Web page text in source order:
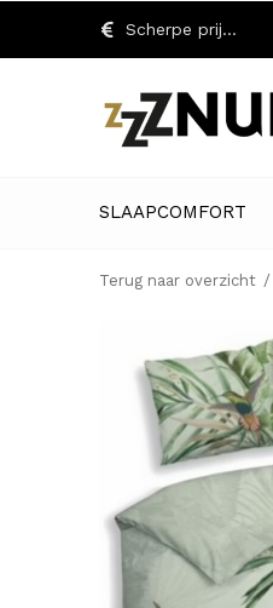
SLAAPCOMFORT
Scherpe prijzen!
Terug naar overzicht